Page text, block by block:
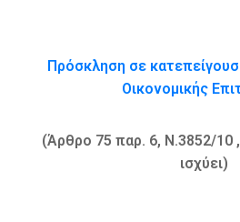
Πρόσκληση σε
Οικονομικής
(Άρθρο 75 παρ. 6, Ν.3852/10
ισχύει)